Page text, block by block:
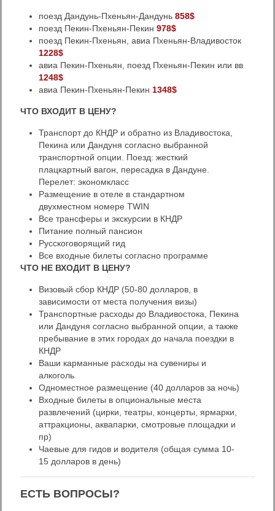
поезд Дандунь-Пхеньян-Дандунь 858$
поезд Пекин-Пхеньян-Пекин 978$
поезд Пекин-Пхеньян, авиа Пхеньян-Владивосток
1228$
авиа Пекин-Пхеньян, поезд Пхеньян-Пекин или вв
1248$
авиа Пекин-Пхеньян-Пекин 1348$
ЧТО ВХОДИТ В ЦЕНУ?
Транспорт до КНДР и обратно из Владивостока,
Пекина или Дандуня согласно выбранной
транспортной опции. Поезд: жесткий
плацкартный вагон, пересадка в Дандуне.
Перелет: экономкласс
Размещение в отеле в стандартном
двухместном номере TWIN
Все трансферы и экскурсии в КНДР
Питание полный пансион
Русскоговорящий гид
Все входные билеты согласно программе
ЧТО НЕ ВХОДИТ В ЦЕНУ?
Визовый сбор КНДР (50-80 долларов, в
зависимости от места получения визы)
Транспортные расходы до Владивостока, Пекина
или Дандуня согласно выбранной опции, а также
пребывание в этих городах до начала поездки в
КНДР
Ваши карманные расходы на сувениры и
алкоголь
Одноместное размещение (40 долларов за ночь)
Входные билеты в опциональные места
развлечений (цирки, театры, концерты, ярмарки,
аттракционы, аквапарки, смотровые площадки и
пр)
Чаевые для гидов и водителя (общая сумма 10-
15 долларов в день)
ЕСТЬ ВОПРОСЫ?